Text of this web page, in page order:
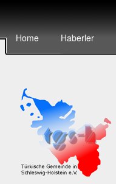
Home Haberler